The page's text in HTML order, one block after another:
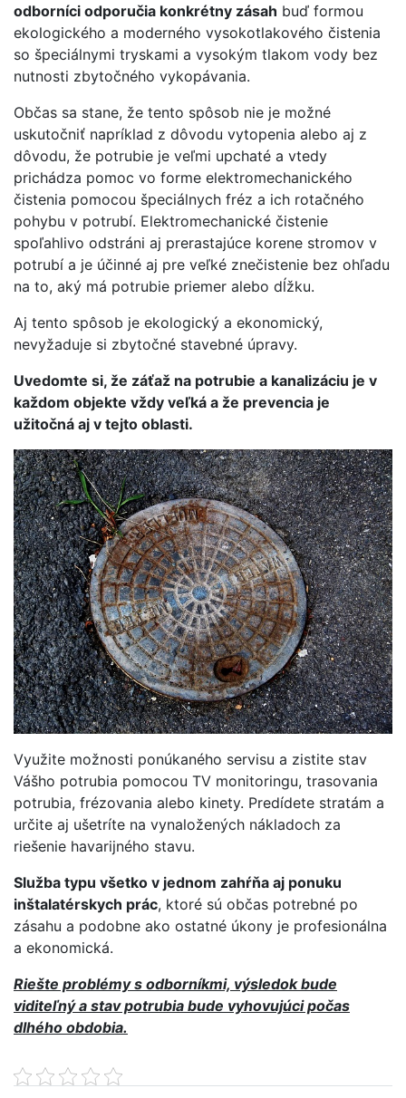
odborníci odporučia konkrétny zásah buď formou
ekologického a moderného vysokotlakového čistenia
so špeciálnymi tryskami a vysokým tlakom vody bez
nutnosti zbytočného vykopávania.
Občas sa stane, že tento spôsob nie je možné
uskutočniť napríklad z dôvodu vytopenia alebo aj z
dôvodu, že potrubie je veľmi upchaté a vtedy
prichádza pomoc vo forme elektromechanického
čistenia pomocou špeciálnych fréz a ich rotačného
pohybu v potrubí. Elektromechanické čistenie
spoľahlivo odstráni aj prerastajúce korene stromov v
potrubí a je účinné aj pre veľké znečistenie bez ohľadu
na to, aký má potrubie priemer alebo dĺžku.
Aj tento spôsob je ekologický a ekonomický,
nevyžaduje si zbytočné stavebné úpravy.
Uvedomte si, že záťaž na potrubie a kanalizáciu je v
každom objekte vždy veľká a že prevencia je
užitočná aj v tejto oblasti.
Využite možnosti ponúkaného servisu a zistite stav
Vášho potrubia pomocou TV monitoringu, trasovania
potrubia, frézovania alebo kinety. Predídete stratám a
určite aj ušetríte na vynaložených nákladoch za
riešenie havarijného stavu.
Služba typu všetko v jednom zahŕňa aj ponuku
inštalatérskych prác, ktoré sú občas potrebné po
zásahu a podobne ako ostatné úkony je profesionálna
a ekonomická.
Riešte problémy s odborníkmi, výsledok bude
viditeľný a stav potrubia bude vyhovujúci počas
dlhého obdobia.